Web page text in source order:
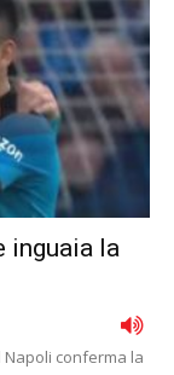
inguaia la
Napoli conferma la